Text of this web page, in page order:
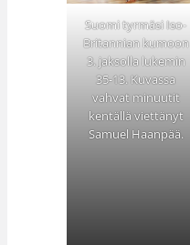
Suomi tyrmäsi Iso-
Britannian kumoon
3. jaksolla lukemin
35-13. Kuvassa
vahvat minuutit
kentällä viettänyt
Samuel Haanpää.